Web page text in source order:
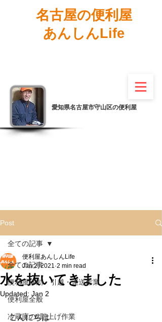
名古屋の便利屋
あんしんLife
愛知県名古屋市守山区の便利屋
Post
全ての記事
便利屋移動・引越・運送作業
便利屋全般
冷蔵庫の2階上げ作業
全ての記事
水を抜いてきました
便利屋あんしんLife
Jan 2, 2021 2 min read
Updated: Jan 2
こんにちは